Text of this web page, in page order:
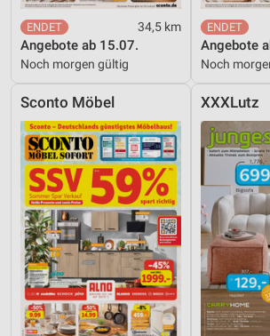
34,5 km
Angebote ab 15.07.
Noch morgen gültig
Angebote
Noch
Sconto Möbel XXXLutz
Verwendung reduzierter Daten zur
Inhalten
IAB-Besonderheiten:
Informationen identifizieren
Nicht-IAB-Verarbeitungszwecke:
Notwendig
Performance
Funktional
Werbung